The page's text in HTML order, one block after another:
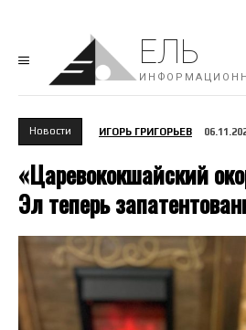
ЕЛЬ
Новости ИГОРЬ ГРИГОРЬЕВ
«Царевококшайский
Эл теперь